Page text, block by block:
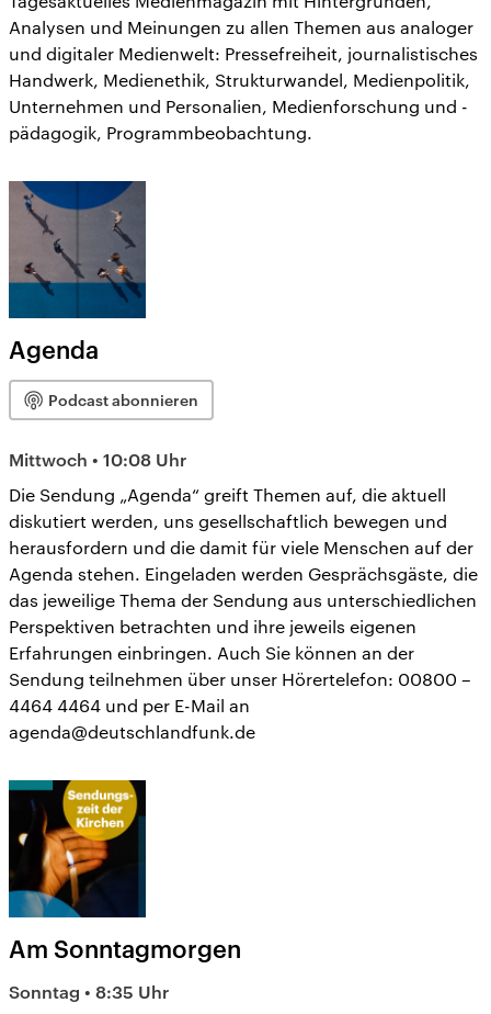
CDU, SPD und FDP regiert.-
Umfragen, Prognosen,
Wahlprogramme, aktuelle Berichte
und Hintergründe zu den Parteien
und Kandidaten der anstehenden
Wahl.
aktuelle Weltgeschehen.
Sendungen Programm Podcasts
Analysen und Meinungen zu allen Themen aus analoger
und digitaler Medienwelt: Pressefreiheit, journalistisches
Handwerk, Medienethik, Strukturwandel, Medienpolitik,
Unternehmen und Personalien, Medienforschung und -
pädagogik, Programmbeobachtung.
Agenda
Podcast abonnieren
Mittwoch • 10:08 Uhr
Die Sendung „Agenda“ greift Themen auf, die aktuell
diskutiert werden, uns gesellschaftlich bewegen und
herausfordern und die damit für viele Menschen auf der
Agenda stehen. Eingeladen werden Gesprächsgäste, die
das jeweilige Thema der Sendung aus unterschiedlichen
Perspektiven betrachten und ihre jeweils eigenen
Erfahrungen einbringen. Auch Sie können an der
Sendung teilnehmen über unser Hörertelefon: 00800 –
4464 4464 und per E-Mail an
agenda@deutschlandfunk.de
Am Sonntagmorgen
Sonntag • 8:35 Uhr